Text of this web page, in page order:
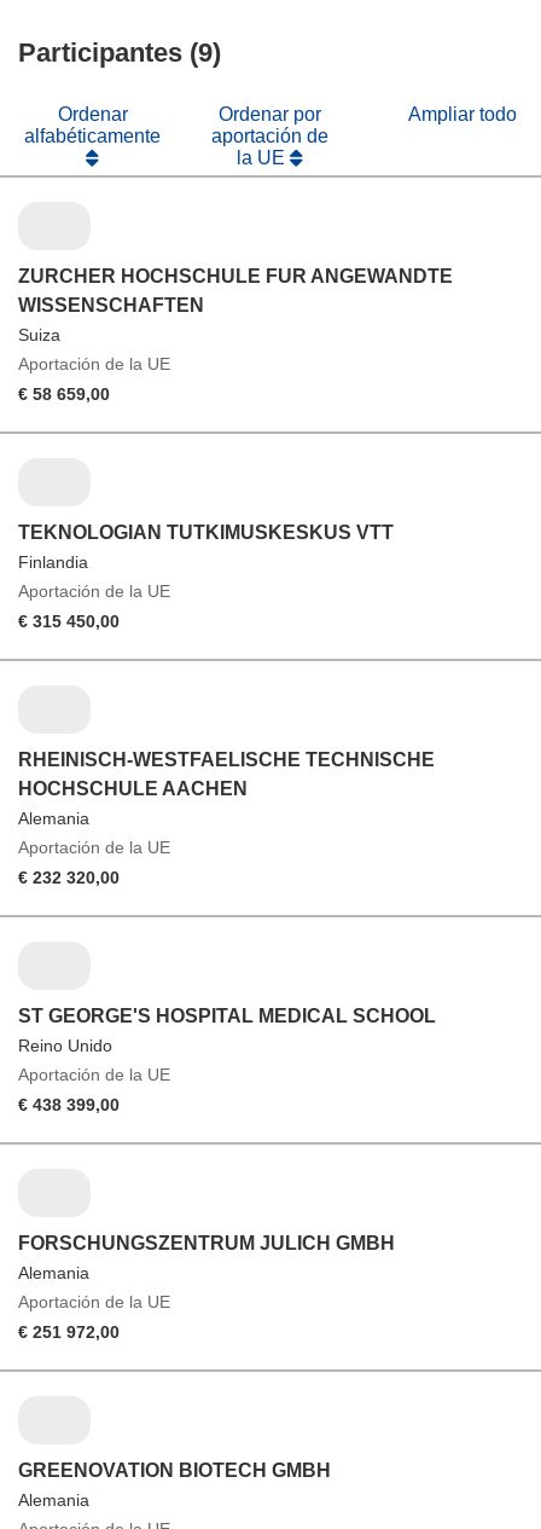
ventana)
Participantes (9)
Ordenar
alfabéticamente
Ordenar por
aportación de
la UE
Ampliar todo
ZURCHER HOCHSCHULE FUR ANGEWANDTE
WISSENSCHAFTEN
Suiza
Aportación de la UE
€ 58 659,00
TEKNOLOGIAN TUTKIMUSKESKUS VTT
Finlandia
Aportación de la UE
€ 315 450,00
RHEINISCH-WESTFAELISCHE TECHNISCHE
HOCHSCHULE AACHEN
Alemania
Aportación de la UE
€ 232 320,00
ST GEORGE'S HOSPITAL MEDICAL SCHOOL
Reino Unido
Aportación de la UE
€ 438 399,00
FORSCHUNGSZENTRUM JULICH GMBH
Alemania
Aportación de la UE
€ 251 972,00
GREENOVATION BIOTECH GMBH
Alemania